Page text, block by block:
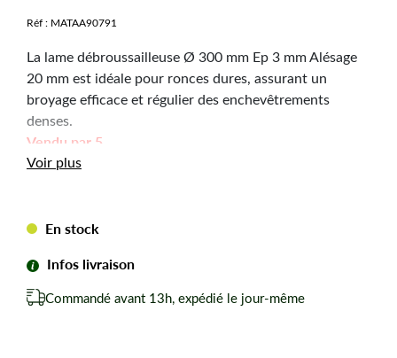
Réf : MATAA90791
La lame débroussailleuse Ø 300 mm Ep 3 mm Alésage
20 mm est idéale pour ronces dures, assurant un
broyage efficace et régulier des enchevêtrements
denses.
Vendu par 5
techniques
Diamètre :300 mm
Alésage :20 mm
Voir plus
En stock
Infos livraison
Commandé avant 13h, expédié le jour-même